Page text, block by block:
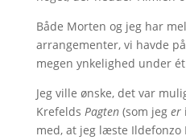
Både Morten og jeg har
arrangementer, vi havde
megen ynkelighed under
Jeg ville ønske, det var
Krefelds Pagten(som jeg eri
med, at jeg læste Ildefonzo